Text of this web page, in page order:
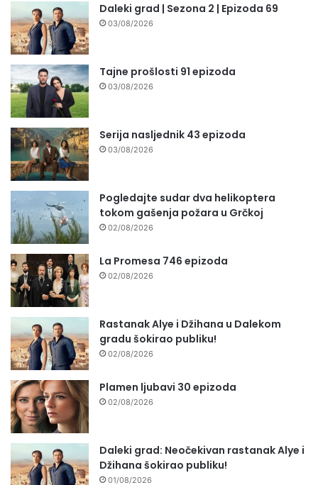
Daleki grad | Sezona 2 | Epizoda 69
03/08/2026
Tajne prošlosti 91 epizoda
03/08/2026
Serija nasljednik 43 epizoda
03/08/2026
Pogledajte sudar dva helikoptera
tokom gašenja požara u Grčkoj
02/08/2026
La Promesa 746 epizoda
02/08/2026
Rastanak Alye i Džihana u Dalekom
gradu šokirao publiku!
02/08/2026
Plamen ljubavi 30 epizoda
02/08/2026
Daleki grad: Neočekivan rastanak Alye i
Džihana šokirao publiku!
01/08/2026